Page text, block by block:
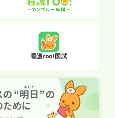
看護roo!国試